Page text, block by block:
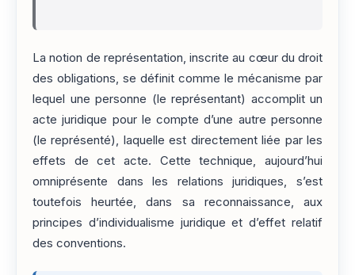
La notion de représentation, inscrite au cœur du droit
des obligations, se définit comme le mécanisme par
lequel une personne (le représentant) accomplit un
acte juridique pour le compte d’une autre personne
(le représenté), laquelle est directement liée par les
effets de cet acte. Cette technique, aujourd’hui
omniprésente dans les relations juridiques, s’est
toutefois heurtée, dans sa reconnaissance, aux
principes d’individualisme juridique et d’effet relatif
des conventions.